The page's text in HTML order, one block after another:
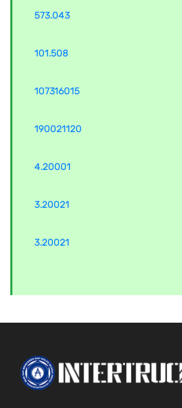
573.043
101.508
107316015
190021120
4.20001
3.20021
3.20021